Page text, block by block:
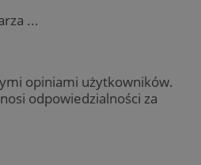
...
opiniami użytkowników.
odpowiedzialności za